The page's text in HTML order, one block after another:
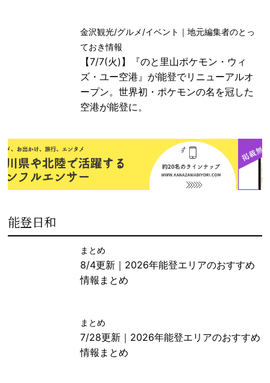
金沢観光/グルメ/イベント｜地元編集者のとっ
ておき情報
【7/7(火)】『のと里山ポケモン・ウィ
ズ・ユー空港』が能登でリニューアルオ
ープン。世界初・ポケモンの名を冠した
空港が能登に。
能登日和
まとめ
8/4更新｜2026年能登エリアのおすすめ
情報まとめ
まとめ
7/28更新｜2026年能登エリアのおすすめ
情報まとめ